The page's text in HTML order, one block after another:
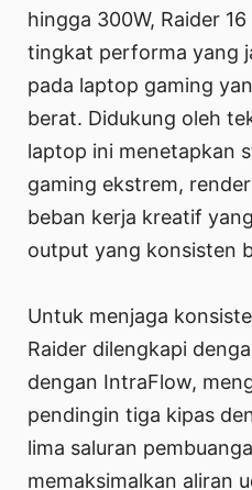
hingga 300W, Raider
tingkat performa yang
pada laptop gaming
berat. Didukung oleh
laptop ini menetapkan
gaming ekstrem,
beban kerja kreatif
output yang konsisten
Untuk menjaga
Raider dilengkapi
dengan IntraFlow,
pendingin tiga kipas
lima saluran
memaksimalkan aliran